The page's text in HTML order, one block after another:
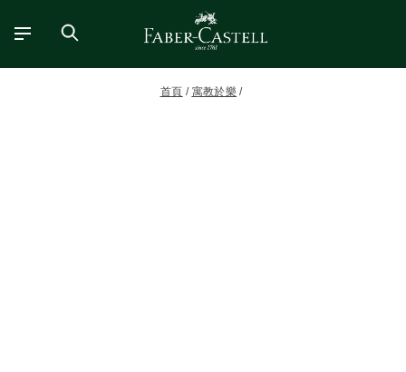
首頁 寓教於樂